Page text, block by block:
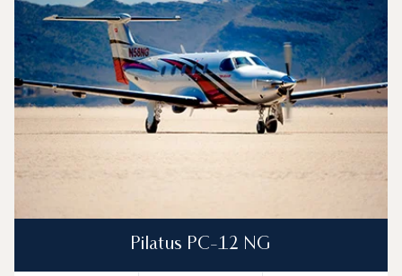
Pilatus PC-12 NG